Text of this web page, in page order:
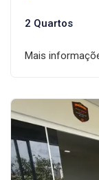
2 Quartos
Mais